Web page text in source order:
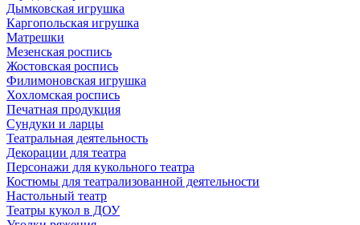
Дымковская игрушка
Каргопольская игрушка
Матрешки
Мезенская роспись
Жостовская роспись
Филимоновская игрушка
Хохломская роспись
Печатная продукция
Сундуки и ларцы
Театральная деятельность
Декорации для театра
Персонажи для кукольного театра
Костюмы для театрализованной деятельности
Настольный театр
Театры кукол в ДОУ